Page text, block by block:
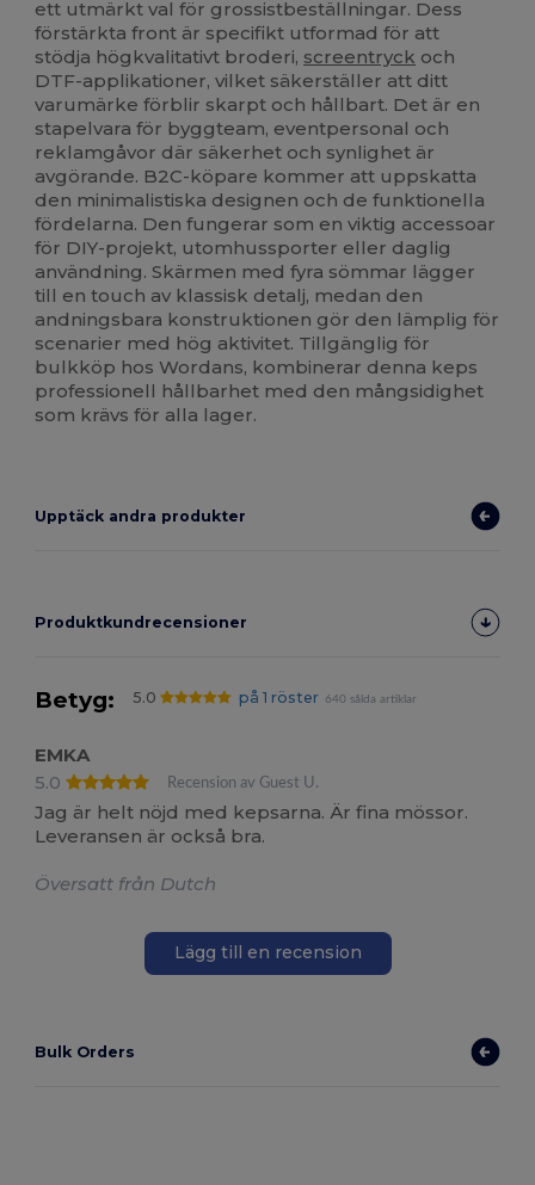
ett utmärkt val för grossistbeställningar. Dess
förstärkta front är specifikt utformad för att
stödja högkvalitativt broderi, screentryck och
DTF-applikationer, vilket säkerställer att ditt
varumärke förblir skarpt och hållbart. Det är en
stapelvara för byggteam, eventpersonal och
reklamgåvor där säkerhet och synlighet är
avgörande. B2C-köpare kommer att uppskatta
den minimalistiska designen och de funktionella
fördelarna. Den fungerar som en viktig accessoar
för DIY-projekt, utomhussporter eller daglig
användning. Skärmen med fyra sömmar lägger
till en touch av klassisk detalj, medan den
andningsbara konstruktionen gör den lämplig för
scenarier med hög aktivitet. Tillgänglig för
bulkköp hos Wordans, kombinerar denna keps
professionell hållbarhet med den mångsidighet
som krävs för alla lager.
Upptäck andra produkter
Produktkundrecensioner
Betyg: 5.0 på 1 röster 640 sålda artiklar
EMKA
5.0
Recension av Guest U.
Jag är helt nöjd med kepsarna. Är fina mössor.
Leveransen är också bra.
Översatt från Dutch
Lägg till en recension
Bulk Orders